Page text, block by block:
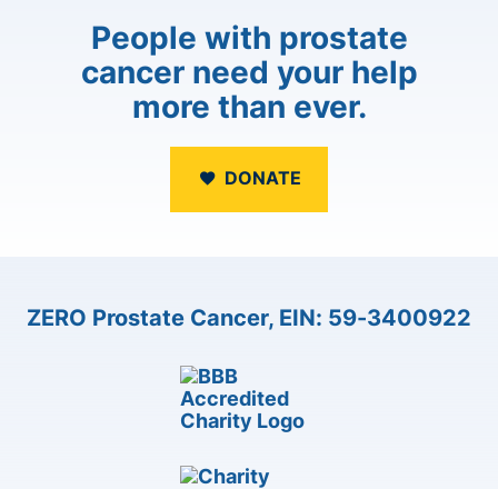
People with prostate
cancer need your help
more than ever.
DONATE
ZERO Prostate Cancer, EIN: 59-3400922